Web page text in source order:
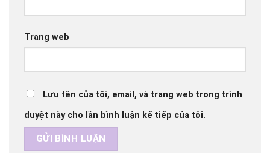
Trang web
Lưu tên của tôi, email, và trang web trong trình
duyệt này cho lần bình luận kế tiếp của tôi.